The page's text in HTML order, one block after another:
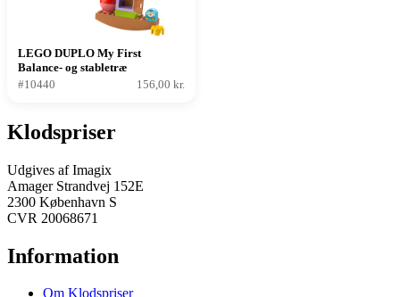
LEGO DUPLO My First
Balance- og stabletræ
#10440
156,00 kr.
Klodspriser
Udgives af Imagix
Amager Strandvej 152E
2300 København S
CVR 20068671
Information
Om Klodspriser